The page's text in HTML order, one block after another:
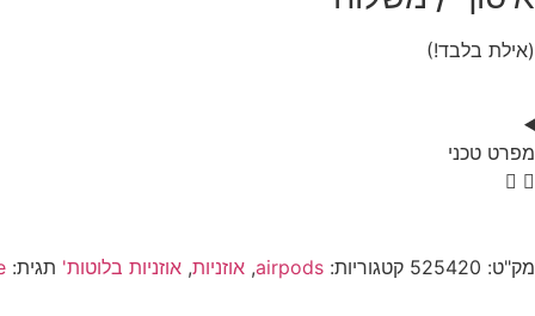
(אילת בלבד!)
מפרט טכני
מק"ט: 525420 קטגוריות: airpods
, אוזניות, אוזניות בלוטות' תגית: